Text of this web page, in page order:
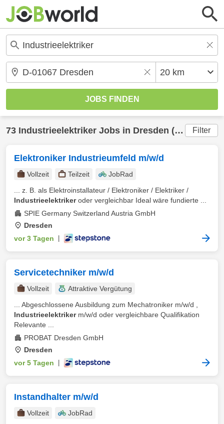
73 Industrieelektriker Jobs in Dresden (20 km) gefunden Filter
Elektroniker Industrieumfeld m/w/d
Vollzeit Teilzeit
JobRad
... z. B. als Elektroinstallateur / Elektroniker / Elektriker /
Industrieelektrikeroder vergleichbar Ideal wäre fundierte ...
SPIE Germany Switzerland Austria GmbH
Dresden
vor 3 Tagen
Servicetechniker m/w/d
Vollzeit
Attraktive Vergütung
... Abgeschlossene Ausbildung zum Mechatroniker m/w/d ,
Industrieelektrikerm/w/d oder vergleichbare Qualifikation
Relevante ...
PROBAT Dresden GmbH
Dresden
vor 5 Tagen
Instandhalter m/w/d
Vollzeit
JobRad